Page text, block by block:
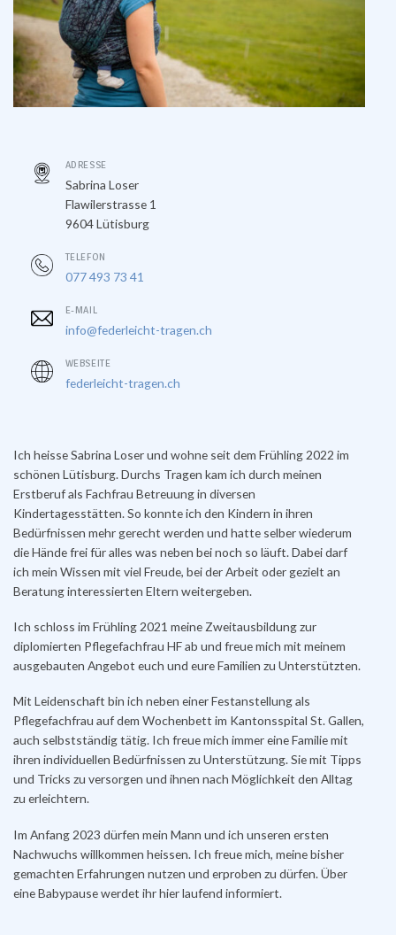
ADRESSE
Sabrina Loser
Flawilerstrasse 1
9604 Lütisburg
TELEFON
077 493 73 41
E-MAIL
info@federleicht-tragen.ch
WEBSEITE
federleicht-tragen.ch
Ich heisse Sabrina Loser und wohne seit dem Frühling 2022 im
schönen Lütisburg. Durchs Tragen kam ich durch meinen
Erstberuf als Fachfrau Betreuung in diversen
Kindertagesstätten. So konnte ich den Kindern in ihren
Bedürfnissen mehr gerecht werden und hatte selber wiederum
die Hände frei füralles was neben bei noch so läuft. Dabei darf
ich mein Wissen mit viel Freude, bei der Arbeit oder gezielt an
Beratung interessierten Eltern weitergeben.
Ich schloss im Frühling 2021 meine Zweitausbildung zur
diplomierten Pflegefachfrau HF ab und freue mich mit meinem
ausgebauten Angebot euch und eure Familien zu Unterstützten.
Mit Leidenschaft bin ich neben einer Festanstellung als
Pflegefachfrau auf dem Wochenbett im Kantonsspital St. Gallen,
auch selbstständig tätig. Ich freue mich immer eine Familie mit
ihren individuellen Bedürfnissen zu Unterstützung. Sie mit Tipps
und Tricks zu versorgen und ihnen nach Möglichkeit den Alltag
zu erleichtern.
Im Anfang 2023 dürfen mein Mann und ich unseren ersten
Nachwuchs willkommen heissen. Ich freue mich, meine bisher
gemachten Erfahrungen nutzen und erproben zu dürfen. Über
eine Babypause werdet ihr hier laufend informiert.